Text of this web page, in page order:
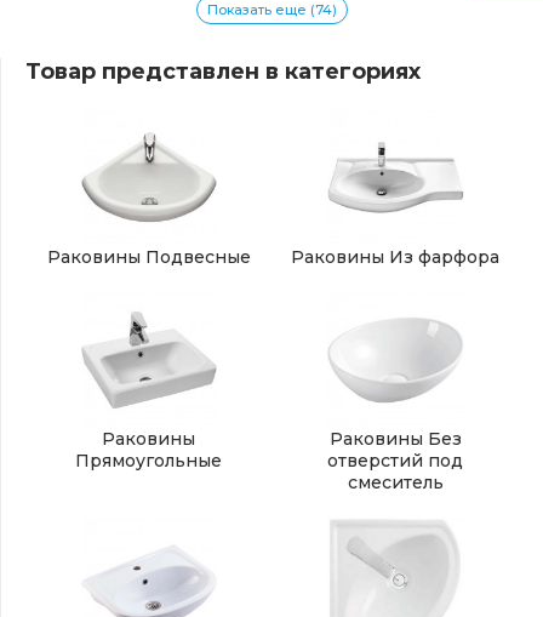
Показать еще (74)
Товар представлен в категориях
Раковины Подвесные Раковины Из фарфора
Раковины
Прямоугольные
Раковины Без
отверстий под
смеситель